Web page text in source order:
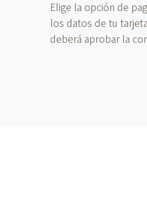
Elige la opción de
los datos de tu
deberá aprobar la